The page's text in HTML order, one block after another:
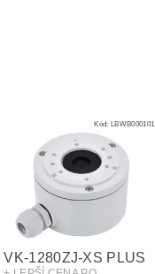
Kód:LBWB000101
VK-1280ZJ-XS PLUS